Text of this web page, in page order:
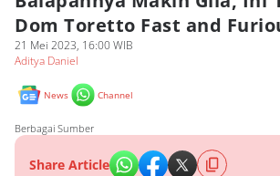
Dom Toretto Fast and
21 Mei 2023, 16:00 WIB
Aditya Daniel
News Channel
Berbagai Sumber
Share Article